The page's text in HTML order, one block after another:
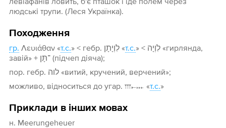
людські трупи. (Леся Українка).
Походження
гр. Λευιάθαν «т.с. » < гебр. לִוְיָתָן «т.с.» < לִוְיָה «гирлянда,
завій» + ־תָּן (підчеп діяча);
пор. гебр. לוה «витий, кручений, верчений»;
можливо, відноситься до угар. 𐎍𐎚𐎐 «т.с.»
Приклади в інших мовах
н. Meerungeheuer